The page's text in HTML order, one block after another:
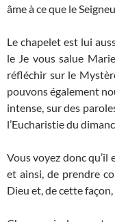
âme à ce que le
Le chapelet est lui
le Je vous salue
réfléchir sur le
pouvons également
intense, sur des
l’Eucharistie du
Vous voyez donc qu’il
et ainsi, de prendre
Dieu et, de cette